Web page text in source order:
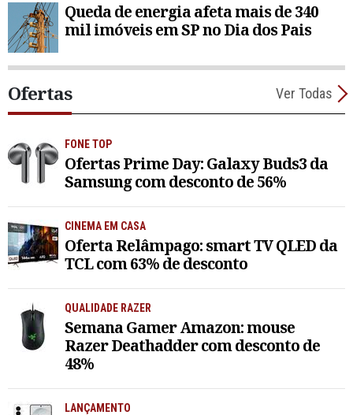
Queda de energia afeta mais de 340
mil imóveis em SP no Dia dos Pais
Ofertas Ver Todas
FONE TOP
Ofertas Prime Day: Galaxy Buds3 da
Samsung com desconto de 56%
CINEMA EM CASA
Oferta Relâmpago: smart TV QLED da
TCL com 63% de desconto
QUALIDADE RAZER
Semana Gamer Amazon: mouse
Razer Deathadder com desconto de
48%
LANÇAMENTO